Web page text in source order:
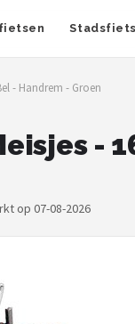
- Handrem - Groen
-
op 07-08-2026